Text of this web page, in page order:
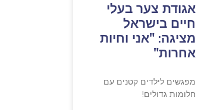
אגודת צער בעלי
חיים בישראל
מציגה: "אני וחיות
אחרות"
מפגשים לילדים קטנים עם
חלומות גדולים!